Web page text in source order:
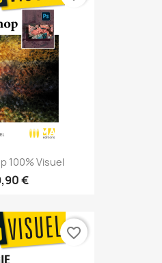
100% Visuel
€
favorite_border